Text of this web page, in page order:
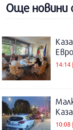
Още новини
14:14
10:08